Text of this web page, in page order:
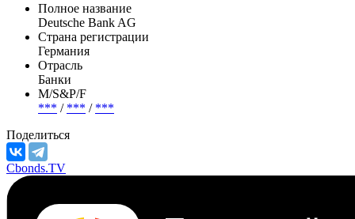
Полное название
Deutsche Bank AG
Страна регистрации
Германия
Отрасль
Банки
М/S&P/F
*** / *** / ***
Поделиться
Cbonds.TV